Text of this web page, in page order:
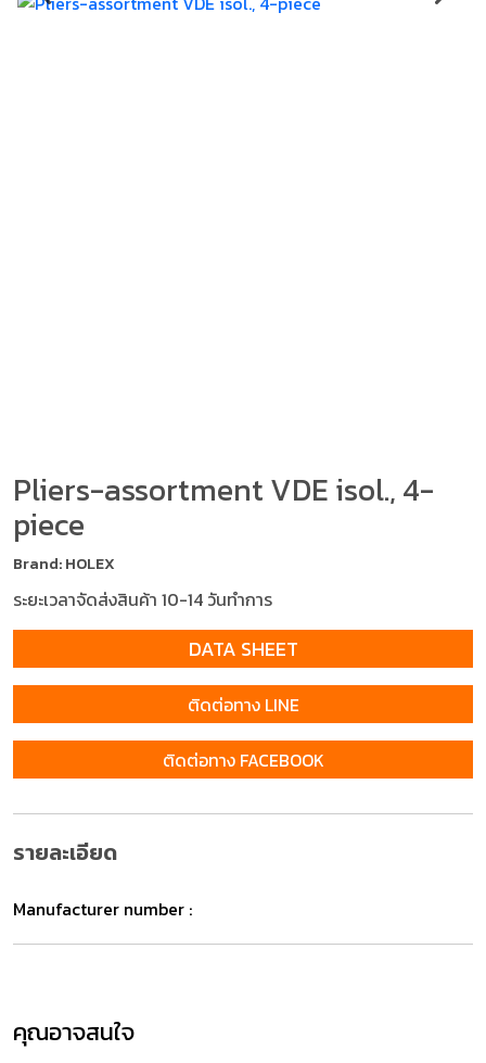
Pliers-assortment VDE isol., 4-
piece
Brand: HOLEX
ระยะเวลาจัดส่งสินค้า 10-14 วันทำการ
DATA SHEET
ติดต่อทาง LINE
ติดต่อทาง FACEBOOK
รายละเอียด
Manufacturer number :
คุณอาจสนใจ